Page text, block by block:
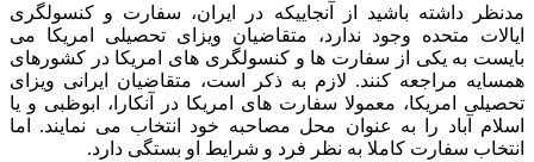
مدنظر داشته باشید از آنجاییکه در ایران، سفارت و کنسولگری
ایالات متحده وجود ندارد، متقاضیان ویزای تحصیلی امریکا می
بایست به یکی از سفارت ها و کنسولگری های امریکا در کشورهای
همسایه مراجعه کنند. لازم به ذکر است، متقاضیان ایرانی ویزای
تحصیلی امریکا، معمولا سفارت های امریکا در آنکارا، ابوظبی و یا
اسلام آباد را به عنوان محل مصاحبه خود انتخاب می نمایند. اما
انتخاب سفارت کاملا به نظر فرد و شرایط او بستگی دارد.